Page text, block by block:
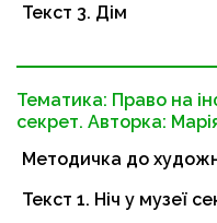
Текст 3. Дім
Тематика: Право на
секрет. Авторка:
Методичка до
Текст 1. Ніч у музеї